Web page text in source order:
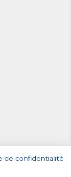
de confidentialité